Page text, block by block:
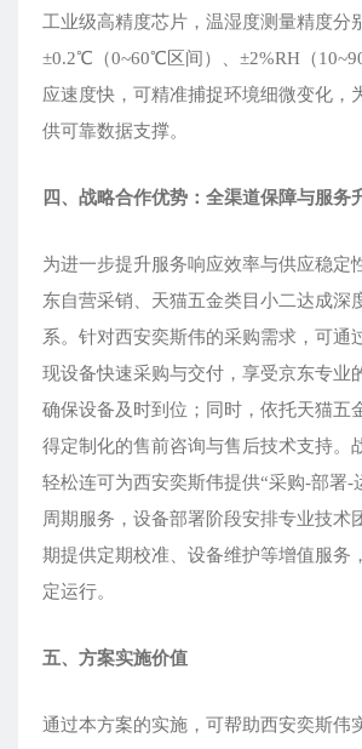
工业级高精度芯片，温湿度测量精度分
±0.2℃（0~60℃区间）、±2%RH（
应速度快，可精准捕捉环境细微变化，
供可靠数据支撑。
四、战略合作优势：全渠道保障与服务
为进一步提升服务响应效率与供应稳定
东自营采销、天猫五金类目小二达成深
系。针对西安奕斯伟的采购需求，可通
现设备快速采购与交付，享受京东专业
确保设备及时到位；同时，依托天猫五
得定制化的售前咨询与售后技术支持。
轻松连可为西安奕斯伟提供“采购-部署-
周期服务，设备部署阶段安排专业技术
期提供定期校准、设备维护等增值服务
定运行。
五、方案实施价值
通过本方案的实施，可帮助西安奕斯伟